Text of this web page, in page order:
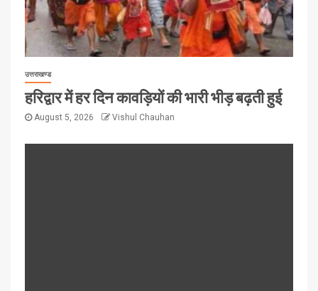
उत्तराखण्ड
हरिद्वार में हर दिन कावड़ियों की भारी भीड़ बढ़ती हुई
August 5, 2026 Vishul Chauhan